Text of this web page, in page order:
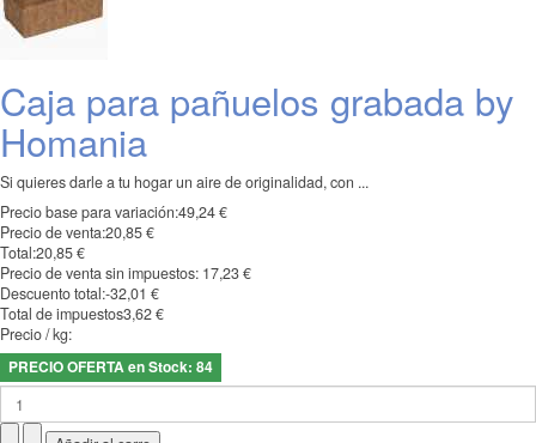
Caja para pañuelos grabada by
Homania
Si quieres darle a tu hogar un aire de originalidad, con ...
Precio base para variación:49,24 €
Precio de venta:20,85 €
Total:20,85 €
Precio de venta sin impuestos: 17,23 €
Descuento total:-32,01 €
Total de impuestos3,62 €
Precio / kg:
PRECIO OFERTA en Stock: 84